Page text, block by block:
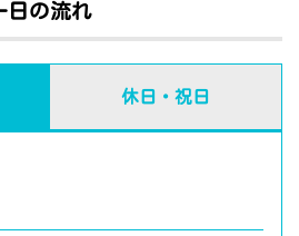
日の流れ
休日・祝日